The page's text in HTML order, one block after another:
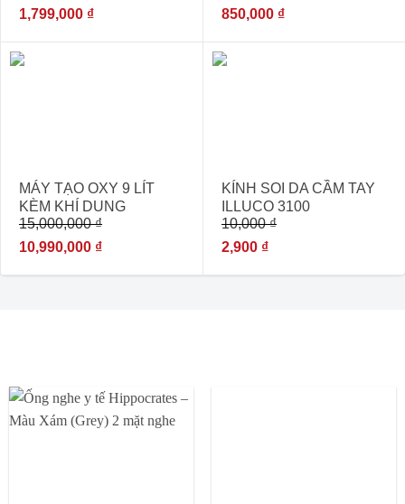
1,799,000 ₫
850,000 ₫
- 27%
MÁY TẠO OXY 9 LÍT
KÈM KHÍ DUNG
YOBEKAN
15,000,000₫
10,990,000 ₫
- 71%
KÍNH SOI DA CẦM TAY
ILLUCO 3100
10,000₫
2,900 ₫